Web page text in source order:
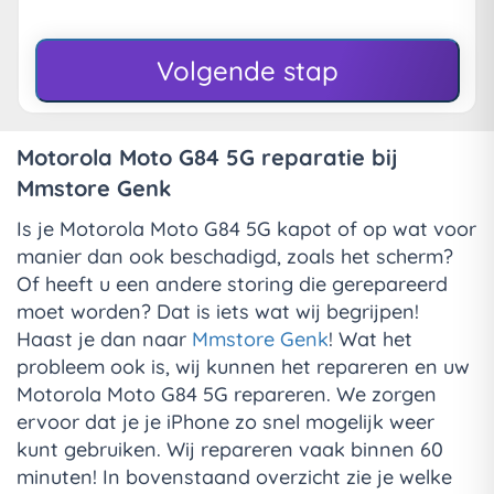
Volgende stap
Motorola Moto G84 5G reparatie bij
Mmstore Genk
Is je Motorola Moto G84 5G kapot of op wat voor
manier dan ook beschadigd, zoals het scherm?
Of heeft u een andere storing die gerepareerd
moet worden? Dat is iets wat wij begrijpen!
Haast je dan naar Mmstore Genk! Wat het
probleem ook is, wij kunnen het repareren en uw
Motorola Moto G84 5G repareren. We zorgen
ervoor dat je je iPhone zo snel mogelijk weer
kunt gebruiken. Wij repareren vaak binnen 60
minuten! In bovenstaand overzicht zie je welke